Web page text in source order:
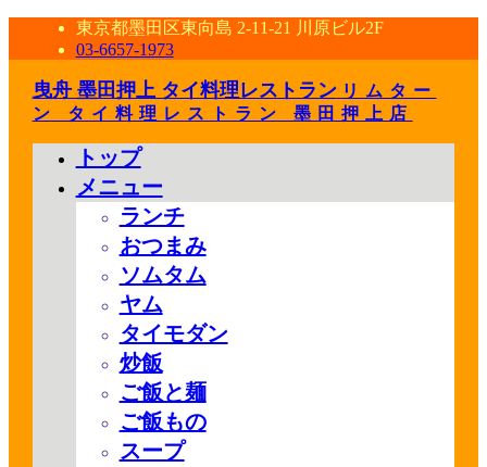
東京都墨田区東向島 2-11-21 川原ビル2F
03-6657-1973
曳舟 墨田押上 タイ料理レストラン リムター
ン タイ料理レストラン 墨田押上店
トップ
メニュー
ランチ
おつまみ
ソムタム
ヤム
タイモダン
炒飯
ご飯と麺
ご飯もの
スープ